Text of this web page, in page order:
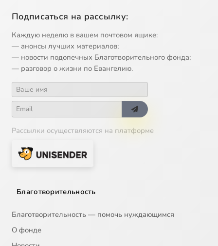
Подписаться на рассылку:
Каждую неделю в вашем почтовом ящике:
— анонсы лучших материалов;
— новости подопечных Благотворительного фонда;
— разговор о жизни по Евангелию.
Рассылки осуществляются на платформе
Благотворительность
Благотворительность — помочь нуждающимся
О фонде